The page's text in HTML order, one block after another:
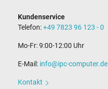
Kundenservice
Telefon:+49 7823 96 123 - 0
Mo-Fr: 9:00-12:00 Uhr
E-Mail: info@ipc-computer.de
Kontakt